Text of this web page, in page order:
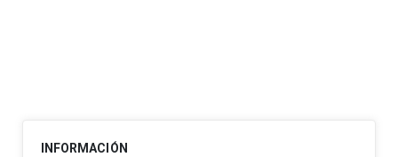
INFORMACIÓN